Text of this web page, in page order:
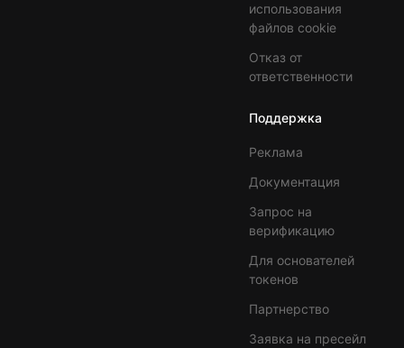
использования
файлов cookie
Отказ от
ответственности
Поддержка
Реклама
Документация
Запрос на
верификацию
Для основателей
токенов
Партнерство
Заявка на пресейл